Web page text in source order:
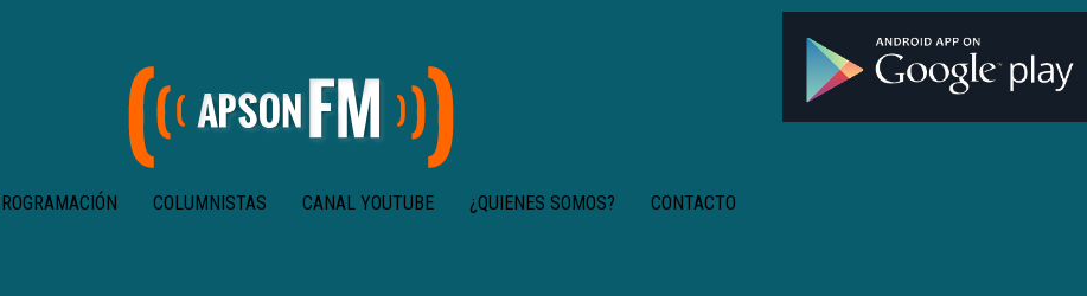
COLUMNISTAS CANAL YOUTUBE ¿QUIENES SOMOS? CONTACTO